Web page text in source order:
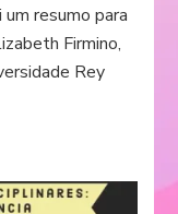
resumo para
Firmino,
Rey